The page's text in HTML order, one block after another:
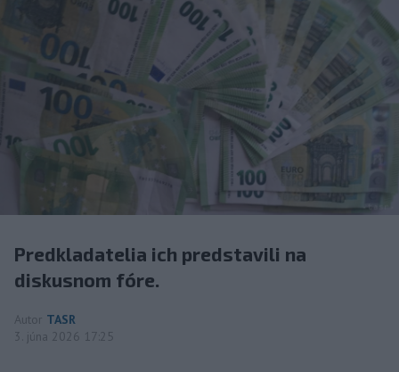
Predkladatelia ich predstavili na
diskusnom fóre.
Autor TASR
3. júna 2026 17:25